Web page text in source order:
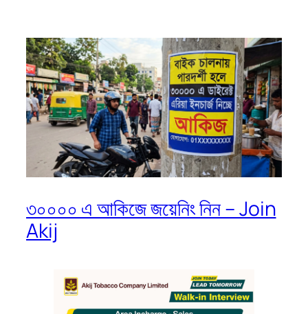
৩০০০০ এ আকিজে জয়েনিং নিন – Join
Akij